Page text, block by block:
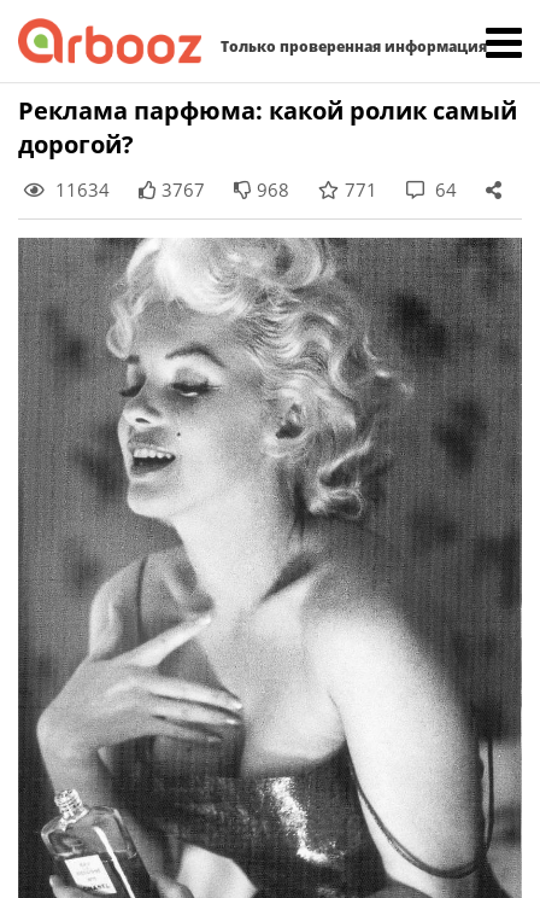
Только проверенная информация
Skip
content
Реклама парфюма: какой ролик самый
дорогой?
11634 3767 968 771 64
Найти: